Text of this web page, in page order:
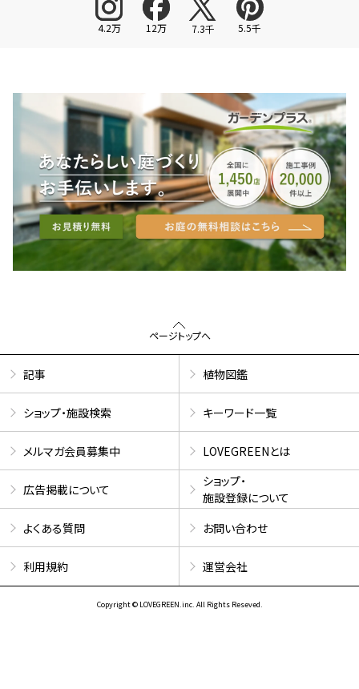
4.2万 12万 7.3千 5.5千
ページトップへ
記事 植物図鑑
ショップ・施設検索 キーワード一覧
メルマガ会員募集中 LOVEGREENとは
広告掲載について
ショップ・
施設登録について
よくある質問
お問い合わせ
利用規約 運営会社
Copyright © LOVEGREEN.inc. All Rights Reseved.